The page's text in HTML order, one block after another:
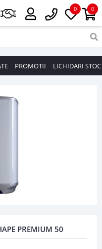
0
0
PROMOTII LICHIDARI STOC
PREMIUM 50